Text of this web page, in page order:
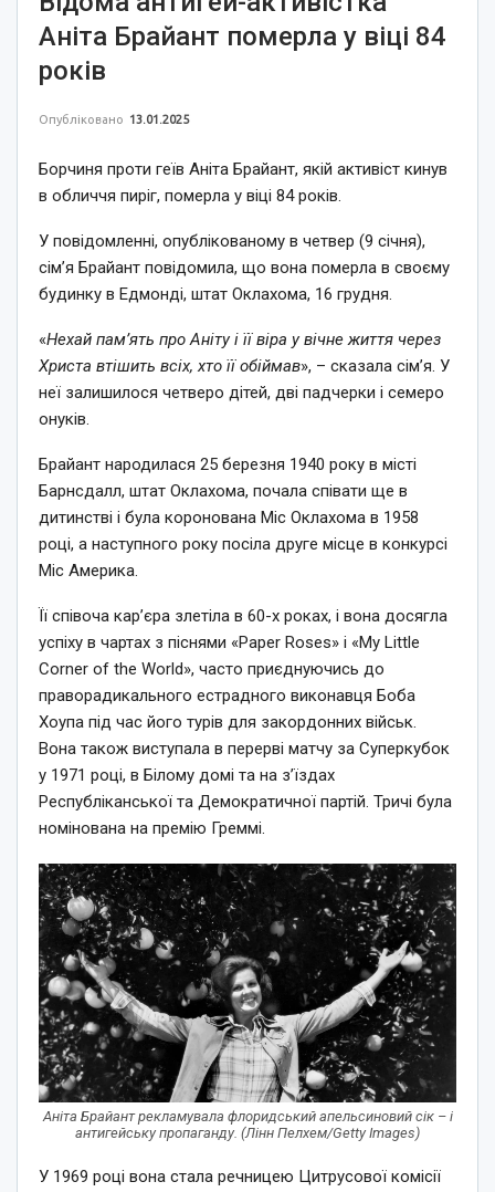
Аніта Брайант померла у віці 84
років
Опубліковано 13.01.2025
Борчиня проти геїв Аніта Брайант, якій активіст кинув
в обличчя пиріг, померла у віці 84 років.
У повідомленні, опублікованому в четвер (9 січня),
сім’я Брайант повідомила, що вона померла в своєму
будинку в Едмонді, штат Оклахома, 16 грудня.
«Нехай пам’ять про Аніту і її віра у вічне життя через
Христа втішить всіх, хто її обіймав», – сказала сім’я. У
неї залишилося четверо дітей, дві падчерки і семеро
онуків.
Брайант народилася 25 березня 1940 року в місті
Барнсдалл, штат Оклахома, почала співати ще в
дитинстві і була коронована Міс Оклахома в 1958
році, а наступного року посіла друге місце в конкурсі
Міс Америка.
Її співоча кар’єра злетіла в 60-х роках, і вона досягла
успіху в чартах з піснями «Paper Roses» і «My Little
Corner of the World», часто приєднуючись до
праворадикального естрадного виконавця Боба
Хоупа під час його турів для закордонних військ.
Вона також виступала в перерві матчу за Суперкубок
у 1971 році, в Білому домі та на з’їздах
Республіканської та Демократичної партій. Тричі була
номінована на премію Греммі.
Аніта Брайант рекламувала флоридський апельсиновий сік – і
антигейську пропаганду. (Лінн Пелхем/Getty Images)
У 1969 році вона стала речницею Цитрусової комісії